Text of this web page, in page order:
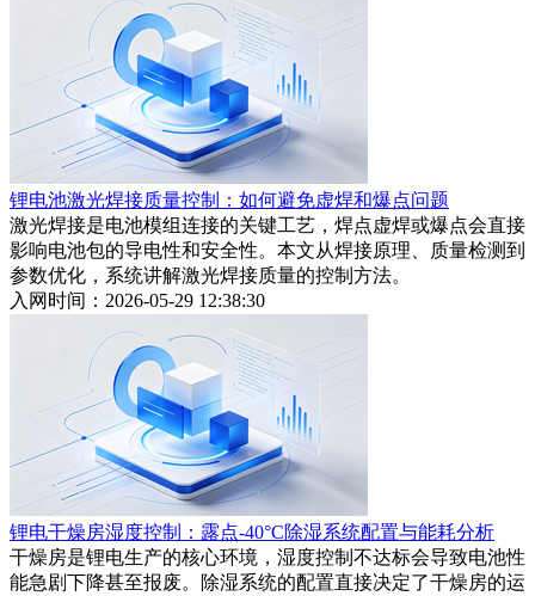
锂电池激光焊接质量控制：如何避免虚焊和爆点问题
激光焊接是电池模组连接的关键工艺，焊点虚焊或爆点会直接
影响电池包的导电性和安全性。本文从焊接原理、质量检测到
参数优化，系统讲解激光焊接质量的控制方法。
入网时间：2026-05-29 12:38:30
锂电干燥房湿度控制：露点-40°C除湿系统配置与能耗分析
干燥房是锂电生产的核心环境，湿度控制不达标会导致电池性
能急剧下降甚至报废。除湿系统的配置直接决定了干燥房的运